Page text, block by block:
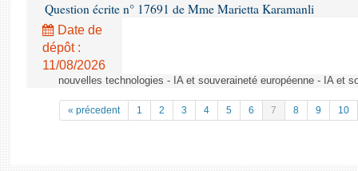
Question écrite n° 17691 de Mme Marietta Karamanli
Date de
dépôt :
11/08/2026
nouvelles technologies - IA et souveraineté européenne - IA et
« précedent 1 2 3 4 5 6 7 8 9 10